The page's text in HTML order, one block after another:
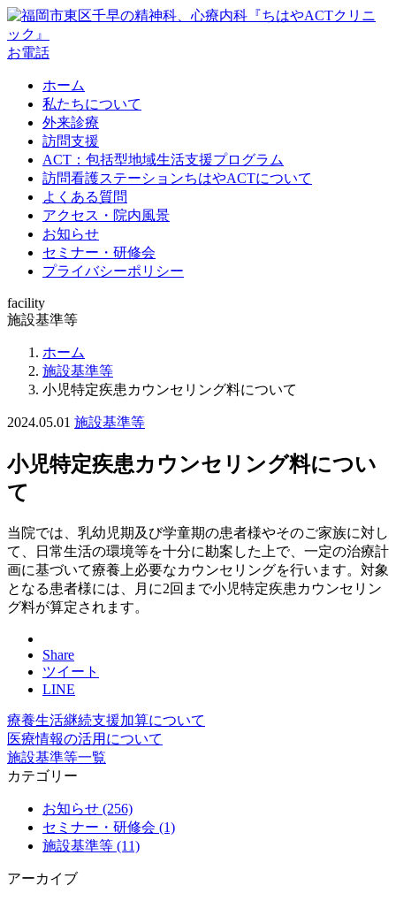
お電話
ホーム
私たちについて
外来診療
訪問支援
ACT：包括型地域生活支援プログラム
訪問看護ステーションちはやACTについて
よくある質問
アクセス・院内風景
お知らせ
セミナー・研修会
プライバシーポリシー
facility
施設基準等
ホーム
施設基準等
小児特定疾患カウンセリング料について
2024.05.01 施設基準等
小児特定疾患カウンセリング料につい
て
当院では、乳幼児期及び学童期の患者様やそのご家族に対し
て、日常生活の環境等を十分に勘案した上で、一定の治療計
画に基づいて療養上必要なカウンセリングを行います。対象
となる患者様には、月に2回まで小児特定疾患カウンセリン
グ料が算定されます。
Share
ツイート
LINE
療養生活継続支援加算について
医療情報の活用について
施設基準等一覧
カテゴリー
お知らせ (256)
セミナー・研修会 (1)
施設基準等 (11)
アーカイブ